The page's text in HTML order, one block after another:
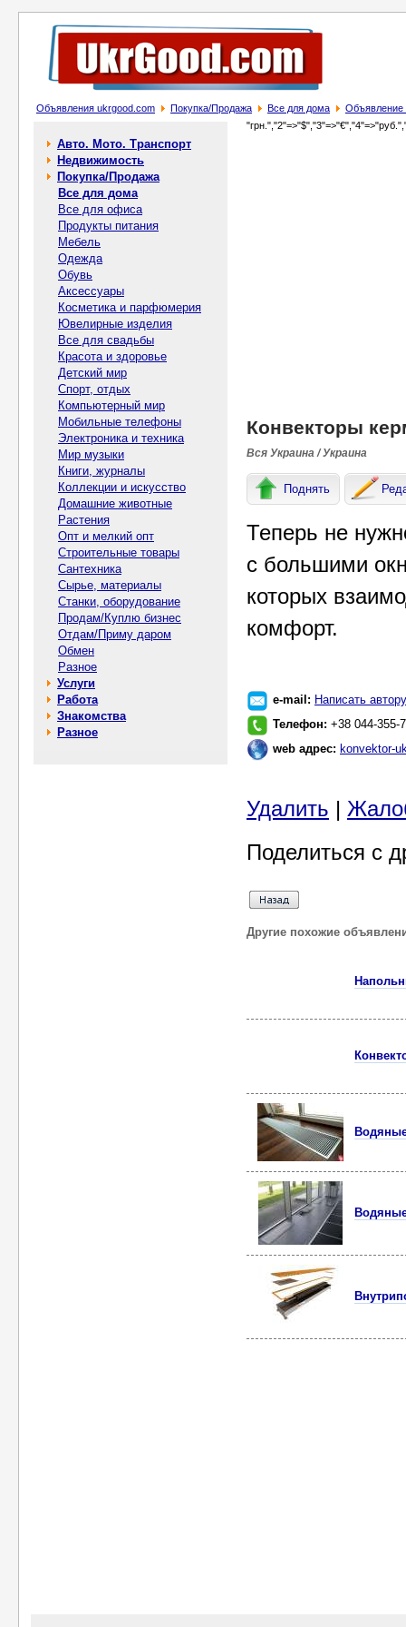
Объявления ukrgood.com Покупка/Продажа Все для дома Объявление
Авто. Мото. Транспорт
Недвижимость
Покупка/Продажа
Все для дома
Все для офиса
Продукты питания
Мебель
Одежда
Обувь
Аксессуары
Косметика и парфюмерия
Ювелирные изделия
Все для свадьбы
Красота и здоровье
Детский мир
Спорт, отдых
Компьютерный мир
Мобильные телефоны
Электроника и техника
Мир музыки
Книги, журналы
Коллекции и искусство
Домашние животные
Растения
Опт и мелкий опт
Строительные товары
Сантехника
Сырье, материалы
Станки, оборудование
Продам/Куплю бизнес
Отдам/Приму даром
Обмен
Разное
Услуги
Работа
Знакомства
Разное
Конвекторы
Вся Украина / Украина
Поднять
Теперь не
с большими
которых
комфорт.
e-mail: Написать автору
Телефон: +38 044-355-
web адрес: konvektor-
Удалить |
Поделиться с
Другие похожие